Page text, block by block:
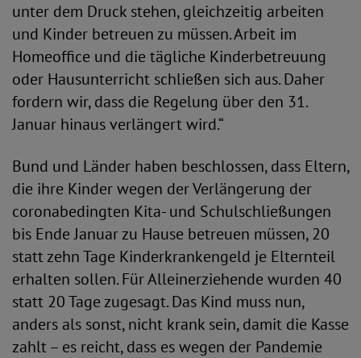
unter dem Druck stehen, gleichzeitig arbeiten
und Kinder betreuen zu müssen. Arbeit im
Homeoffice und die tägliche Kinderbetreuung
oder Hausunterricht schließen sich aus. Daher
fordern wir, dass die Regelung über den 31.
Januar hinaus verlängert wird.“
Bund und Länder haben beschlossen, dass Eltern,
die ihre Kinder wegen der Verlängerung der
coronabedingten Kita- und Schulschließungen
bis Ende Januar zu Hause betreuen müssen, 20
statt zehn Tage Kinderkrankengeld je Elternteil
erhalten sollen. Für Alleinerziehende wurden 40
statt 20 Tage zugesagt. Das Kind muss nun,
anders als sonst, nicht krank sein, damit die Kasse
zahlt – es reicht, dass es wegen der Pandemie